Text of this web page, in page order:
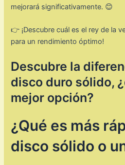
mejorará significativamente. 😊
👉 ¡Descubre cuál es el rey de la
para un rendimiento óptimo!
Descubre la
disco duro sólido,
mejor opción?
¿Qué es más
disco sólido o